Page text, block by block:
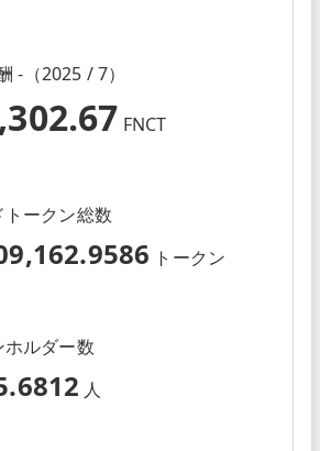
-（2025 / 7）
FNCT
ークン総数
トークン
ホルダー数
人